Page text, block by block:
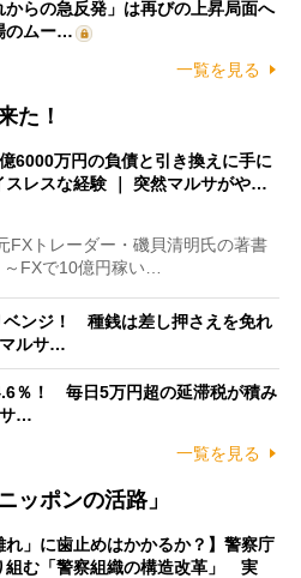
らの急反発」は再びの上昇局面へ
のムー…
一覧を見る
た！
億6000万円の負債と引き換えに手に
スレスな経験 ｜ 突然マルサがや…
トレーダー・磯貝清明氏の著書
～FXで10億円稼い…
ベンジ！ 種銭は差し押さえを免れ
ルサ…
％！ 毎日5万円超の延滞税が積み
サ…
一覧を見る
ッポンの活路」
れ」に歯止めはかかるか？】警察庁
組む「警察組織の構造改革」 実